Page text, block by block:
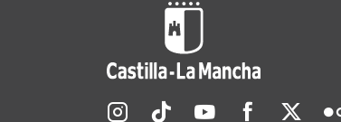
Redes sociales JCCM